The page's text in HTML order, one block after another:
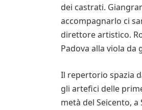
dei castrati.
accompagnarlo ci
direttore artistico.
Padova alla viola da
Il repertorio spazia
gli artefici delle
metà del Seicento,